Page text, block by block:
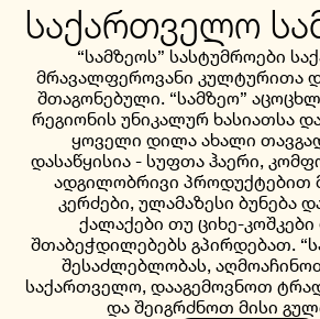
საქართველო
“სამზეოს” სასტუმროები
მრავალფეროვანი კულტურითა
შთაგონებული. “სამზეო”
რეგიონის უნიკალურ ხასიათსა
ყოველი დილა ახალი
დასაწყისია - სუფთა ჰაერი,
ადგილობრივი პროდუქტებით
კერძები, ულამაზესი ბუნება
ქალაქები თუ ციხე-
შთაბეჭდილებებს გპირდებათ.
შესაძლებლობას,
საქართველო, დააგემოვნოთ
და შეიგრძნოთ მისი